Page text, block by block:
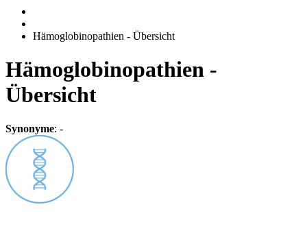
Hämoglobinopathien - Übersicht
Hämoglobinopathien -
Übersicht
Synonyme: -